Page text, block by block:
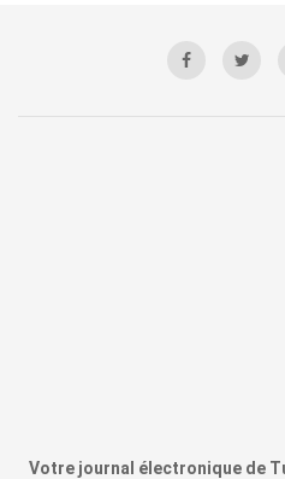
Votre journal électronique de